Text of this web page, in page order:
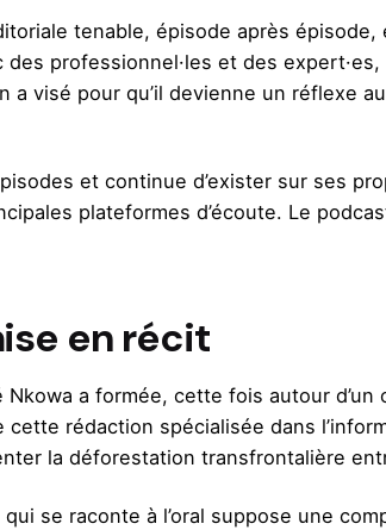
tenable, épisode après épisode,
professionnel·les et des
visé pour qu’il devienne un réflexe
et continue d’exister sur ses
plateformes d’écoute. Le
en récit
Nkowa a formée, cette fois autour
rédaction spécialisée dans
la déforestation transfrontalière
se raconte à l’oral suppose une